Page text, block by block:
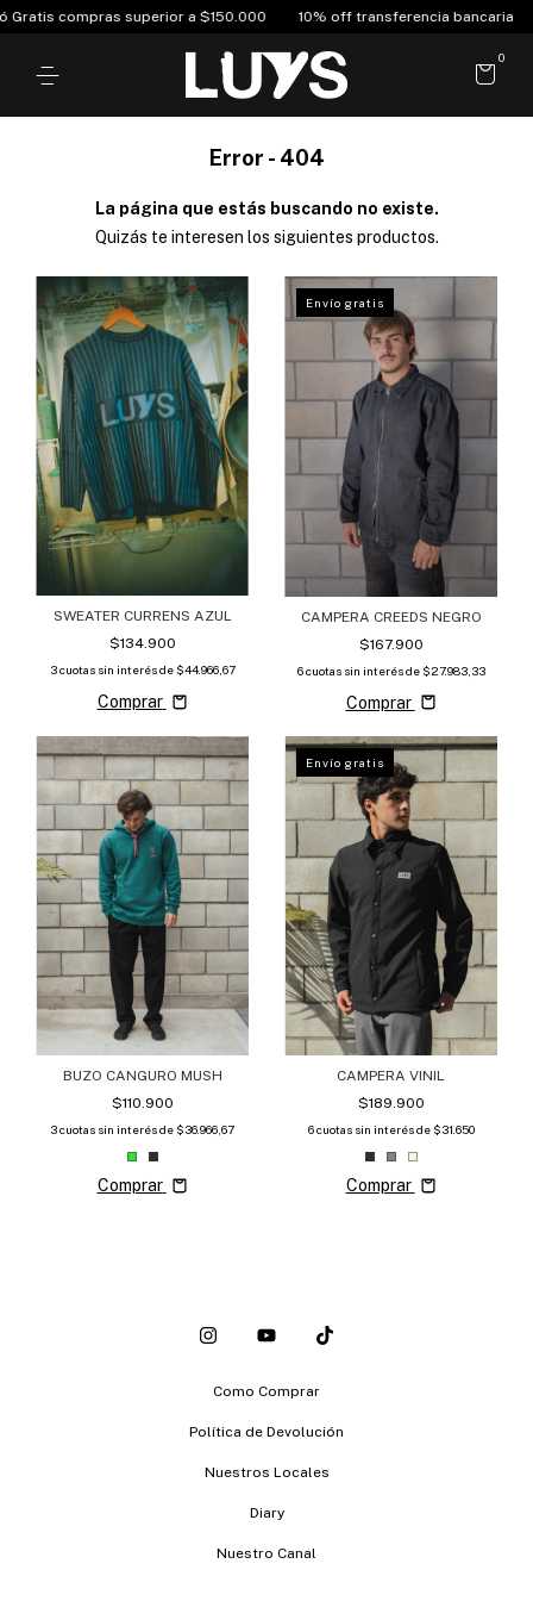
compras superior a $150.000 10% off transferencia bancaria
0
Error - 404
La página que estás buscando no existe.
Quizás te interesen los siguientes productos.
SWEATER CURRENS AZUL
$134.900
3 cuotas sin interés de $44.966,67
Comprar
Envío gratis
CAMPERA CREEDS NEGRO
$167.900
6 cuotas sin interés de $27.983,33
Comprar
BUZO CANGURO MUSH
$110.900
3cuotas sin interés de $36.966,67
Comprar
Envío gratis
CAMPERA VINIL
$189.900
6 cuotas sin interés de $31.650
Comprar
Como Comprar
Política de Devolución
Nuestros Locales
Diary
Nuestro Canal